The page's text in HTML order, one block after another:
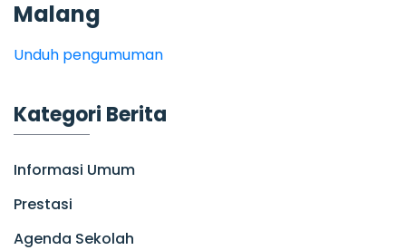
Malang
Unduh pengumuman
Kategori Berita
Informasi Umum
Prestasi
Agenda Sekolah